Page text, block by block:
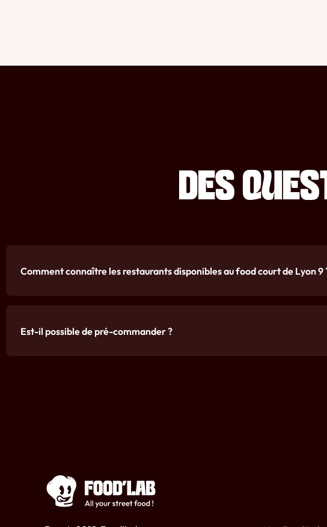
DES
Comment connaître les restaurants disponibles au food court de Lyon 9
Est-il possible de pré-commander ?